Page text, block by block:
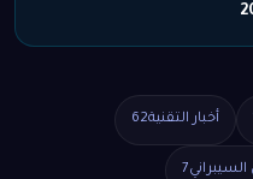
أخبار التقنية62
السيبراني7